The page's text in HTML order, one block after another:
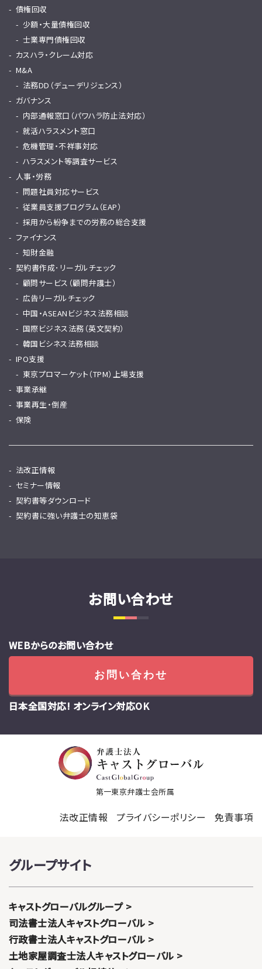
債権回収
少額・大量債権回収
士業専門債権回収
カスハラ・クレーム対応
M&A
法務DD（デューデリジェンス）
ガバナンス
内部通報窓口（パワハラ防止法対応）
就活ハラスメント窓口
危機管理・不祥事対応
ハラスメント等調査サービス
人事・労務
問題社員対応サービス
従業員支援プログラム（EAP）
採用から紛争までの労務の総合支援
ファイナンス
知財金融
契約書作成･リーガルチェック
顧問サービス（顧問弁護士）
広告リーガルチェック
中国・ASEANビジネス法務相談
国際ビジネス法務（英文契約）
韓国ビシネス法務相談
IPO支援
東京プロマーケット（TPM）上場支援
事業承継
事業再生・倒産
保険
法改正情報
セミナー情報
契約書等ダウンロード
契約書に強い弁護士の知恵袋
お問い合わせ
WEBからのお問い合わせ
お問い合わせ
日本全国対応! オンライン対応OK
第一東京弁護士会所属
法改正情報 プライバシーポリシー 免責事項
グループサイト
キャストグローバルグループ
司法書士法人キャストグローバル
行政書士法人キャストグローバル
土地家屋調査士法人キャストグローバル